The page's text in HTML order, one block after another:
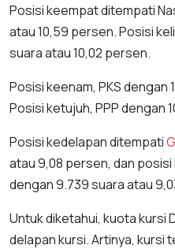
Posisi keempat ditempati
atau 10,59 persen. Posisi
suara atau 10,02 persen.
Posisi keenam, PKS dengan
Posisi ketujuh, PPP dengan
Posisi kedelapan ditempati
atau 9,08 persen, dan
dengan 9.739 suara atau
Untuk diketahui, kuota kursi
delapan kursi. Artinya, kursi